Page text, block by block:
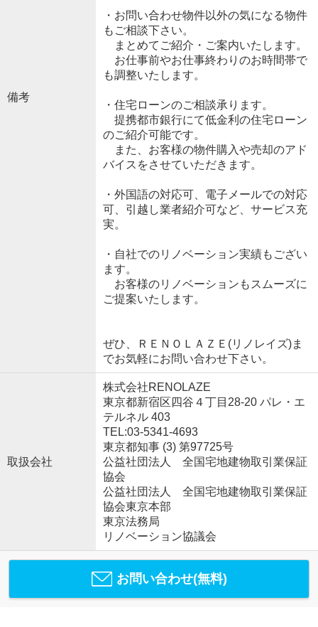
備考
・お問い合わせ物件以外の気になる物件
もご相談下さい。
まとめてご紹介・ご案内いたします。
お仕事前やお仕事終わりのお時間帯で
も調整いたします。
・住宅ローンのご相談承ります。
提携都市銀行にて低金利の住宅ローン
のご紹介可能です。
また、お客様の物件購入や売却のアド
バイスをさせていただきます。
・外国語の対応可、電子メールでの対応
可、引越し業者紹介可など、サービス充
実。
・自社でのリノベーション実績もござい
ます。
お客様のリノベーションもスムーズに
ご提案いたします。
ぜひ、ＲＥＮＯＬＡＺＥ(リノレイズ)ま
でお気軽にお問い合わせ下さい。
取扱会社
株式会社RENOLAZE
東京都新宿区四谷４丁目28-20 パレ・エ
テルネル 403
TEL:03-5341-4693
東京都知事 (3) 第97725号
公益社団法人 全国宅地建物取引業保証
協会
公益社団法人 全国宅地建物取引業保証
協会東京本部
東京法務局
リノベーション協議会
お問い合わせ(無料)